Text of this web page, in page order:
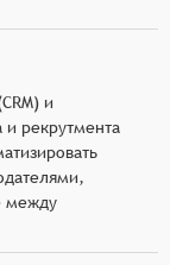
и
и рекрутмента
между